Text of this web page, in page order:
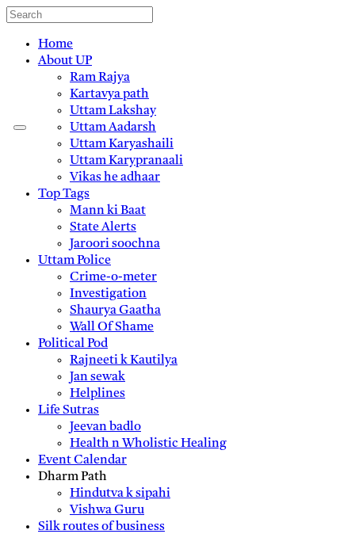
Home
About UP
Ram Rajya
Kartavya path
Uttam Lakshay
Uttam Aadarsh
Uttam Karyashaili
Uttam Karypranaali
Vikas he adhaar
Top Tags
Mann ki Baat
State Alerts
Jaroori soochna
Uttam Police
Crime-o-meter
Investigation
Shaurya Gaatha
Wall Of Shame
Political Pod
Rajneeti k Kautilya
Jan sewak
Helplines
Life Sutras
Jeevan badlo
Health n Wholistic Healing
Event Calendar
Dharm Path
Hindutva k sipahi
Vishwa Guru
Silk routes of business